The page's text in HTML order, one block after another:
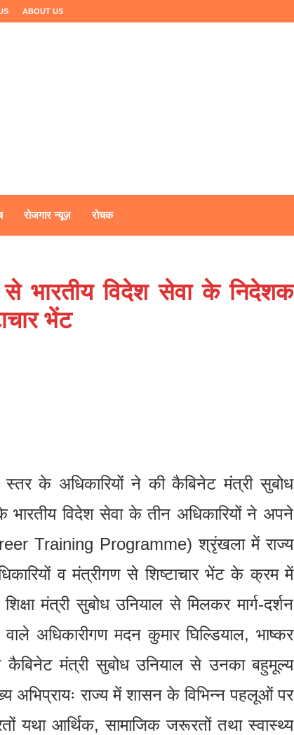
ABOUT US
रोजगार न्यूज़ रोचक
भारतीय विदेश सेवा के निदेशक
भेंट
के अधिकारियों ने की कैबिनेट मंत्री सुबोध
विदेश सेवा के तीन अधिकारियों ने अपने
Training Programme) श्रृंखला में राज्य
व मंत्रीगण से शिष्टाचार भेंट के क्रम में
मंत्री सुबोध उनियाल से मिलकर मार्ग-दर्शन
अधिकारीगण मदन कुमार घिल्डियाल, भाष्कर
मंत्री सुबोध उनियाल से उनका बहुमूल्य
अभिप्रायः राज्य में शासन के विभिन्न पहलूओं पर
यथा आर्थिक, सामाजिक जरूरतों तथा स्वास्थ्य